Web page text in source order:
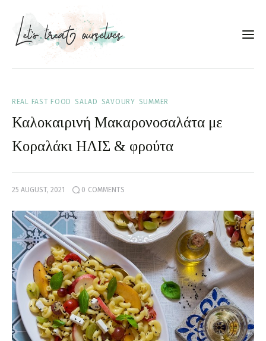
Portfolio
Services
Επικοινωνία
Συνεργασίες
Moments of Mine
FAQ
REAL FAST FOOD SALAD SAVOURY SUMMER
Καλοκαιρινή Μακαρονοσαλάτα με
Κοραλάκι ΗΛΙΣ & φρούτα
25 AUGUST, 2021 0 COMMENTS